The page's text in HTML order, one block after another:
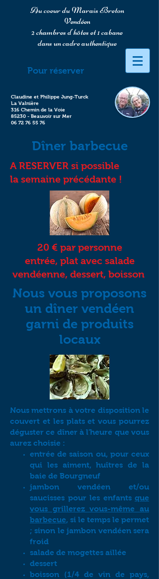
Au coeur du Marais Breton
Vendéen
2 chambres d'hôtes et 1 cabane
dans un cadre authentique
Pour réserver
Claudine et Philippe Jung-Turck
La Valnière
316 Chemin de la Voie
85230 - Beauvoir sur Mer
06 72 76 55 76
Dîner barbecue
A RESERVER si possible
la semaine précédante !
20 € par personne
entrée, plat avec salade
vendéenne, dessert, boisson
Nous vous proposons
un dîner vendéen
garni de produits
locaux
Nous mettrons à votre disposition le
couvert et les plats et vous pourrez
déguster ce dîner à l'heure que vous
aurez choisie :
entrée de saison ou, pour ceux
qui les aiment, huîtres de la
baie de Bourgneuf
jambon vendéen et/ou
saucisses pour les enfants que
vous grillerez vous-même au
barbecue, si le temps le permet
; sinon le jambon vendéen sera
froid
salade de mogettes aillée
dessert
boisson (1/4 de vin de pays,